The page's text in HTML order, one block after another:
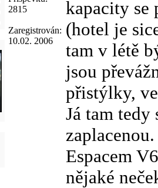
2815
Zaregistrován:
10.02. 2006
kapacity
(hotel je
tam v létě
jsou
přistýlky,
Já tam tedy
Espacem
nějaké